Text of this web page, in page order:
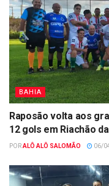
BAHIA
Raposão volta aos
12 gols em Riachão
PORALÔ ALÔ SALOMÃO 06/